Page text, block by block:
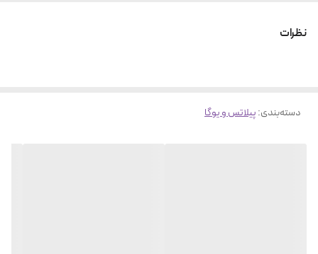
نظرات
دسته‌بندی:پیلاتس و یوگا